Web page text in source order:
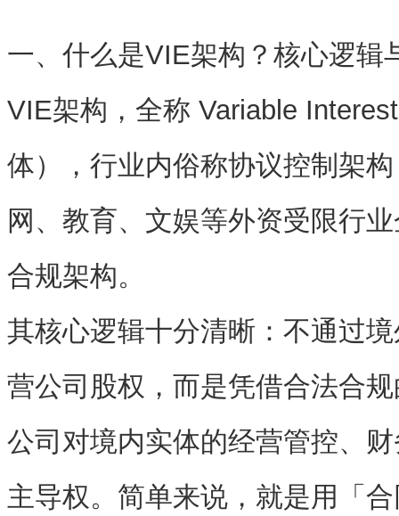
一、什么是VIE架构？核心逻辑
VIE架构，全称 Variable
体），行业内俗称协议控制架构
网、教育、文娱等外资受限行
合规架构。
其核心逻辑十分清晰： 不通过
营公司股权，而是凭借合法合
公司对境内实体的经营管控、
主导权。简单来说，就是用「